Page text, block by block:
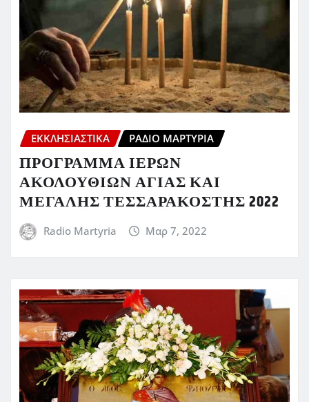
ΕΚΚΛΗΣΙΑΣΤΙΚΆ ΡΆΔΙΟ ΜΑΡΤΥΡΊΑ
ΠΡΟΓΡΑΜΜΑ ΙΕΡΩΝ
ΑΚΟΛΟΥΘΙΩΝ ΑΓΙΑΣ ΚΑΙ
ΜΕΓΑΛΗΣ ΤΕΣΣΑΡΑΚΟΣΤΗΣ 2022
Radio Martyria Μαρ 7, 2022